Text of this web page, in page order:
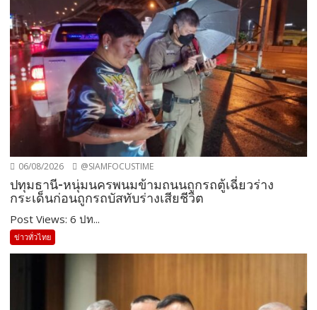
06/08/2026 @SIAMFOCUSTIME
ปทุมธานี-หนุ่มนครพนมข้ามถนนถูกรถตู้เฉี่ยวร่าง
กระเด็นก่อนถูกรถบัสทับร่างเสียชีวิต
Post Views: 6 ปท...
ข่าวทั่วไทย